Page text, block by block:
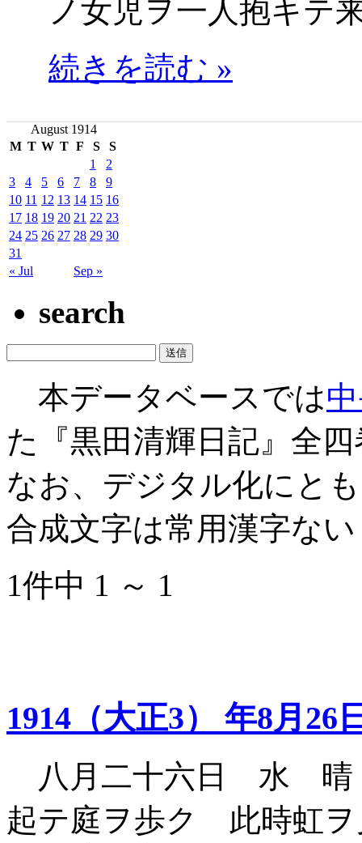
ノ女児ヲ一人抱キテ
続きを読む »
August 1914
M T W T F S S
« Jul Sep »
1
2
3
4 5 6 7 8
9
10 11 12 13 14 15 16
17 18 19 20 21 22 23
24 25 26 27 28 29 30
31
search
本データベースでは
た『黒田清輝日記』全
なお、デジタル化にと
合成文字は常用漢字な
1件中 1 ～ 1
1914（大正3） 年8月26
八月二十六日 水 晴
起テ庭ヲ歩ク 此時虹